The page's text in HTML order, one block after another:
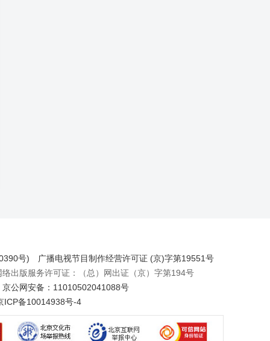
号)
广播电视节目制作经营许可证 (京)字第19551号
版服务许可证：（总）网出证（京）字第194号
京公网安备：11010502041088号
ICP备10014938号-4